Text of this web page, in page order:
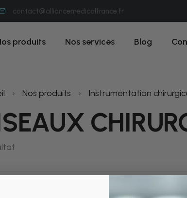
contact@alliancemedicalfrance.fr
produits Nos services Blog
› Nos produits › Instrumentation